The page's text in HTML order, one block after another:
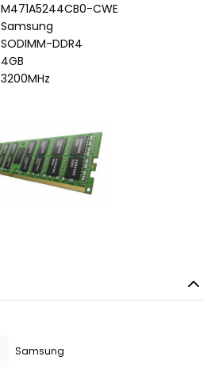
M471A5244CB0-CWE
Samsung
SODIMM-DDR4
4GB
3200MHz
Samsung